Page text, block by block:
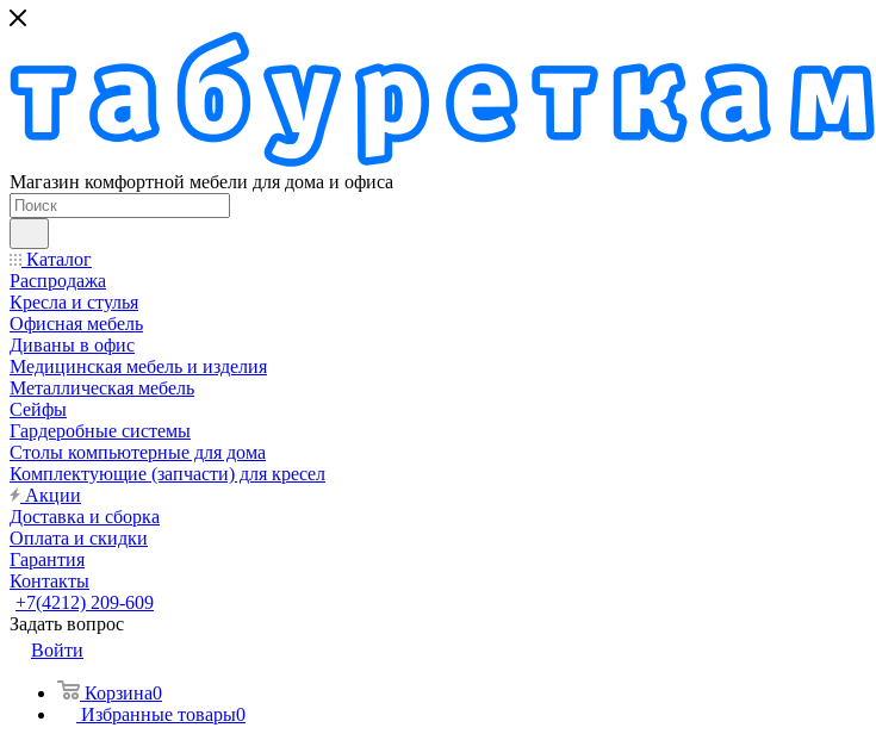
Магазин комфортной мебели для дома и офиса
Каталог
Распродажа
Кресла и стулья
Офисная мебель
Диваны в офис
Медицинская мебель и изделия
Металлическая мебель
Сейфы
Гардеробные системы
Столы компьютерные для дома
Комплектующие (запчасти) для кресел
Акции
Доставка и сборка
Оплата и скидки
Гарантия
Контакты
+7(4212) 209-609
Задать вопрос
Войти
Корзина0
Избранные товары0